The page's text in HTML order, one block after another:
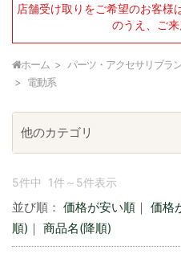
店舗受け取りをご希望のお客様
のうえ、ご来
ホーム パーツ・アクセサリブラ
電動系
5件中 1件～5件表示
並び順： 価格が安い順 ｜ 価格
順) ｜ 商品名(降順)
他のカテゴリ